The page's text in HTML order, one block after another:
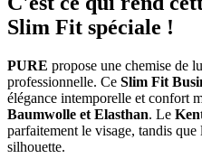
Slim Fit spéciale !
PURE propose une chemise de
professionnelle. Ce Slim Fit
élégance intemporelle et confort
Baumwolle et Elasthan. Le
parfaitement le visage, tandis
silhouette.